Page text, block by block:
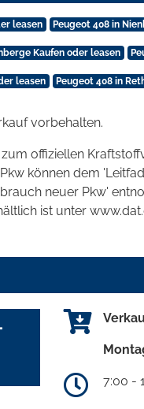
leasen Peugeot 408 in
Kaufen oder leasen
leasen Peugeot 408 in
vorbehalten.
offiziellen
können dem
neuer Pkw'
ist unter
7:00 -